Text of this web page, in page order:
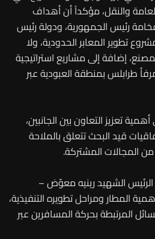
والنقل، مؤكداً أن أهداف
رئيس الجمهورية، ودولة رئيس
تطوير المعابر الحدودية، ولا
إضافة إلى مشاريع استراتيجية
طرابلس بمنطقة العبودية عبر
تعزيز التعاون بين الجانبين،
قيد البحث تتعلق بالملاحة
من المجالات المشتركة.
الشهيد رينيه معوّض –
المطار ومراحل تطويره التنفيذية،
المرتبطة بحركة المسافرين عبر